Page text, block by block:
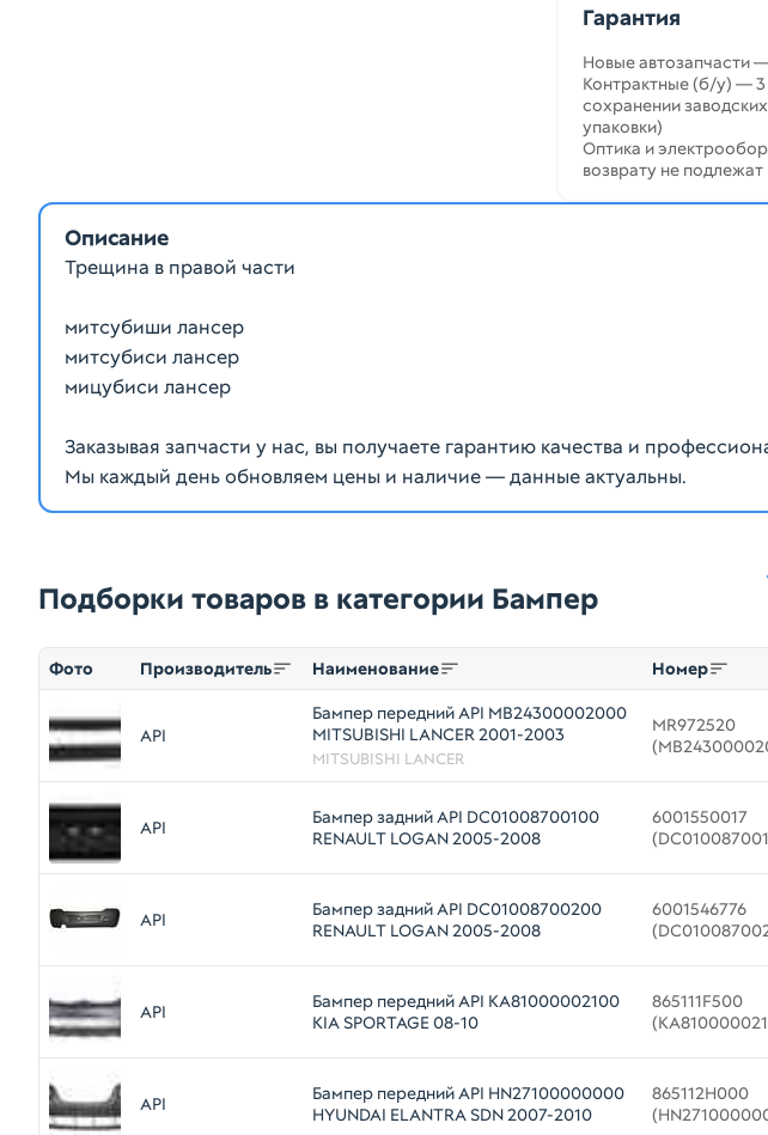
Гарантия
Новые автозапчасти
Контрактные (б/у) — 3
сохранении
упаковки)
Оптика и
возврату не подлежат
Описание
Трещина в правой части
митсубиши лансер
митсубиси лансер
мицубиси лансер
Заказывая запчасти у нас, вы получаете гарантию качества и
Мы каждый день обновляем цены и наличие — данные актуальны.
Подборки товаров в категории Бампер
Фото Производитель Наименование Номер
API
Бампер передний API MB24300002000
MITSUBISHI LANCER 2001-2003
MITSUBISHI LANCER
MR972520
API
Бампер задний API DC01008700100
RENAULT LOGAN 2005-2008
6001550017
API
Бампер задний API DC01008700200
RENAULT LOGAN 2005-2008
6001546776
API
Бампер передний API KA81000002100
KIA SPORTAGE 08-10
865111F500
API
Бампер передний API HN27100000000
HYUNDAI ELANTRA SDN 2007-2010
865112H000